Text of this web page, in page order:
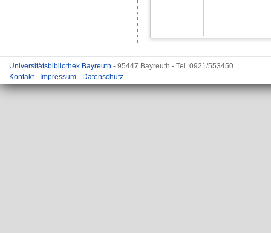
Universitätsbibliothek Bayreuth - 95447 Bayreuth - Tel. 0921/553450
Kontakt- Impressum - Datenschutz